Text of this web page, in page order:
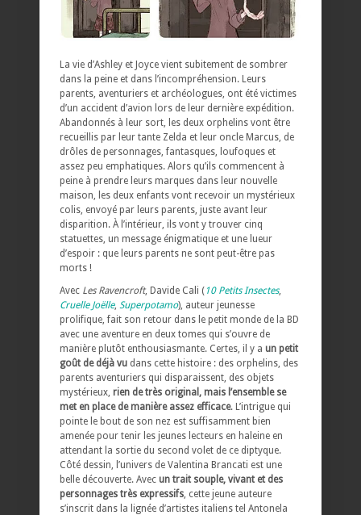
La vie d’Ashley et Joyce vient subitement de sombrer
dans la peine et dans l’incompréhension. Leurs
parents, aventuriers et archéologues, ont été victimes
d’un accident d’avion lors de leur dernière expédition.
Abandonnés à leur sort, les deux orphelins vont être
recueillis par leur tante Zelda et leur oncle Marcus, de
drôles de personnages, fantasques, loufoques et
assez peu emphatiques. Alors qu’ils commencent à
peine à prendre leurs marques dans leur nouvelle
maison, les deux enfants vont recevoir un mystérieux
colis, envoyé par leurs parents, juste avant leur
disparition. À l’intérieur, ils vont y trouver cinq
statuettes, un message énigmatique et une lueur
d’espoir : que leurs parents ne sont peut-être pas
morts !
Avec Les Ravencroft, Davide Cali ( 10 Petits Insectes,
Cruelle Joëlle, Superpotamo), auteur jeunesse
prolifique, fait son retour dans le petit monde de la BD
avec une aventure en deux tomes qui s’ouvre de
manière plutôt enthousiasmante. Certes, il y a un petit
goût de déjà vu dans cette histoire : des orphelins, des
parents aventuriers qui disparaissent, des objets
mystérieux, rien de très original, mais l’ensemble se
met en place de manière assez efficace. L’intrigue qui
pointe le bout de son nez est suffisamment bien
amenée pour tenir les jeunes lecteurs en haleine en
attendant la sortie du second volet de ce diptyque.
Côté dessin, l’univers de Valentina Brancati est une
belle découverte. Avec un trait souple, vivant et des
personnages très expressifs , cette jeune auteure
s’inscrit dans la lignée d’artistes italiens tel Antonela